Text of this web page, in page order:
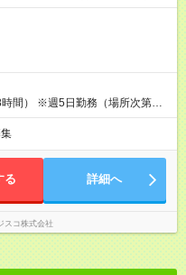
築関係 1日150個配達×25日勤務
間） ※週5日勤務（場所次第で
て時間外での勤務可能性有り ※
達が完了次第、帰社OKです
る 詳細へ
スコ株式会社